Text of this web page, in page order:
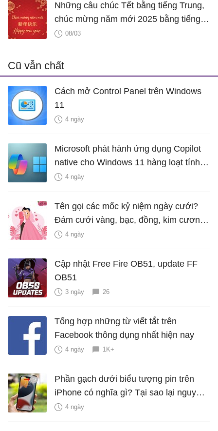
Những câu chúc Tết bằng tiếng Trung,
chúc mừng năm mới 2025 bằng tiếng
Trung hay nhất
08/03
Cũ vẫn chất
Cách mở Control Panel trên Windows
11
4 ngày
Microsoft phát hành ứng dụng Copilot
native cho Windows 11 hàng loạt tính
năng mới Hữu Ích
4 ngày
Tên gọi các mốc kỷ niệm ngày cưới?
Đám cưới vàng, bạc, đồng, kim cương
là bao nhiêu năm?
4 ngày
Cập nhật Free Fire OB51, update FF
OB51
3 ngày 26
Tổng hợp những từ viết tắt trên
Facebook thông dụng nhất hiện nay
4 ngày 1K+
Phần gạch dưới biểu tượng pin trên
iPhone có nghĩa gì? Tại sao lại nguy
hiểm?
4 ngày